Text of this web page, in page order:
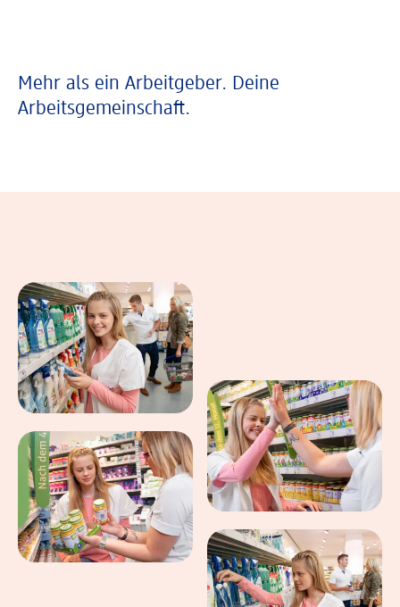
Mehr als ein Arbeitgeber. Deine
Arbeitsgemeinschaft.
Eindrücke aus dem Arbeitsalltag